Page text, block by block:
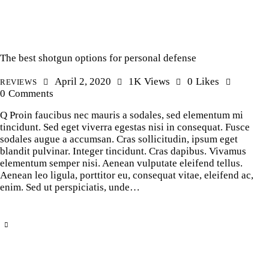
The best shotgun options for personal defense
REVIEWS April 2, 2020 1K Views 0 Likes
0 Comments
Q Proin faucibus nec mauris a sodales, sed elementum mi
tincidunt. Sed eget viverra egestas nisi in consequat. Fusce
sodales augue a accumsan. Cras sollicitudin, ipsum eget
blandit pulvinar. Integer tincidunt. Cras dapibus. Vivamus
elementum semper nisi. Aenean vulputate eleifend tellus.
Aenean leo ligula, porttitor eu, consequat vitae, eleifend ac,
enim. Sed ut perspiciatis, unde…